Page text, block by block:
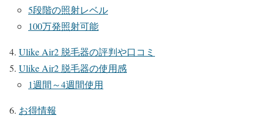
5段階の照射レベル
100万発照射可能
Ulike Air2 脱毛器の評判や口コミ
Ulike Air2 脱毛器の使用感
1週間～4週間使用
お得情報